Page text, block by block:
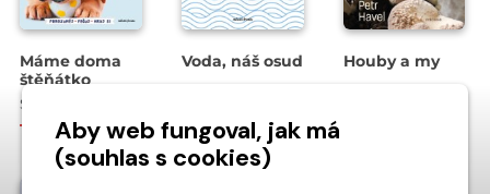
Máme doma
štěňátko
Sandra Bruns
199 Kč
Voda, náš osud
299 Kč
Houby a my
Aby web fungoval, jak má
(souhlas s cookies)